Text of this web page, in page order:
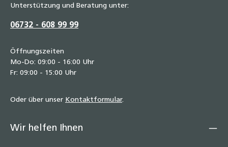
Unterstützung und Beratung unter:
06732 - 608 99 99
Öffnungszeiten
Mo-Do: 09:00 - 16:00 Uhr
Fr: 09:00 - 15:00 Uhr
Oder über unser Kontaktformular.
Wir helfen Ihnen